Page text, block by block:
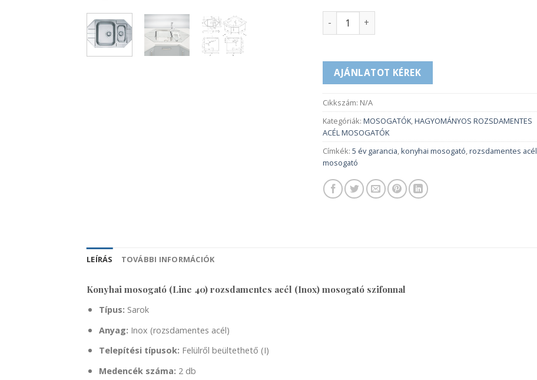
LINE 40 mennyiség
AJÁNLATOT KÉREK
Cikkszám: N/A
Kategóriák: MOSOGATÓK,HAGYOMÁNYOS ROZSDAMENTES
ACÉL MOSOGATÓK
Címkék: 5 év garancia,konyhai mosogató,rozsdamentes acél
mosogató
LEÍRÁS TOVÁBBI INFORMÁCIÓK
Konyhai mosogató (Line 40) rozsdamentes acél (Inox) mosogató szifonnal
Típus: Sarok
Anyag: Inox (rozsdamentes acél)
Telepítési típusok: Felülről beültethető (I)
Medencék száma: 2 db